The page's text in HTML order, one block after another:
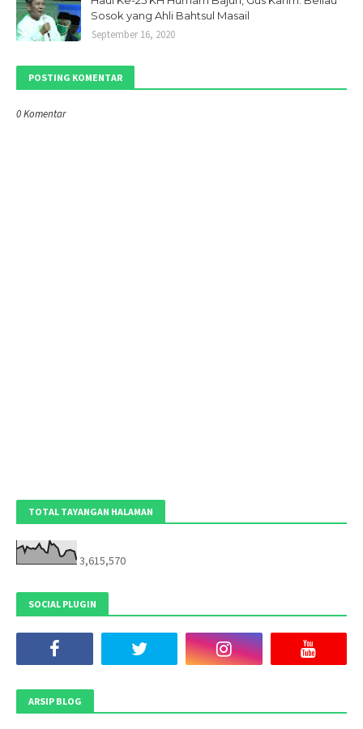
Sosok yang Ahli Bahtsul Masail
September 16, 2020
POSTING KOMENTAR
0 Komentar
TOTAL TAYANGAN HALAMAN
3,615,570
SOCIAL PLUGIN
ARSIP BLOG